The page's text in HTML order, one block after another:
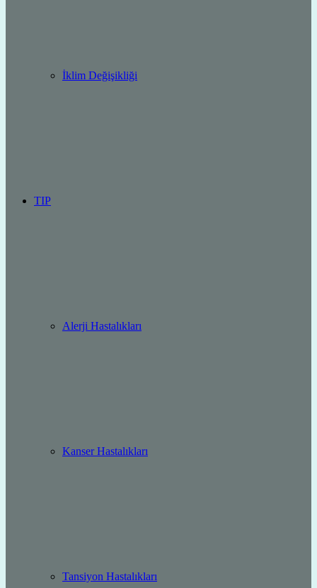
İklim Değişikliği
TIP
Alerji Hastalıkları
Kanser Hastalıkları
Tansiyon Hastalıkları